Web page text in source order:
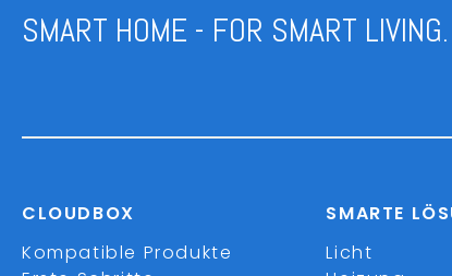
SMART HOME - FOR SMART LIVING.
CLOUDBOX
Kompatible Produkte
SMARTE
Licht